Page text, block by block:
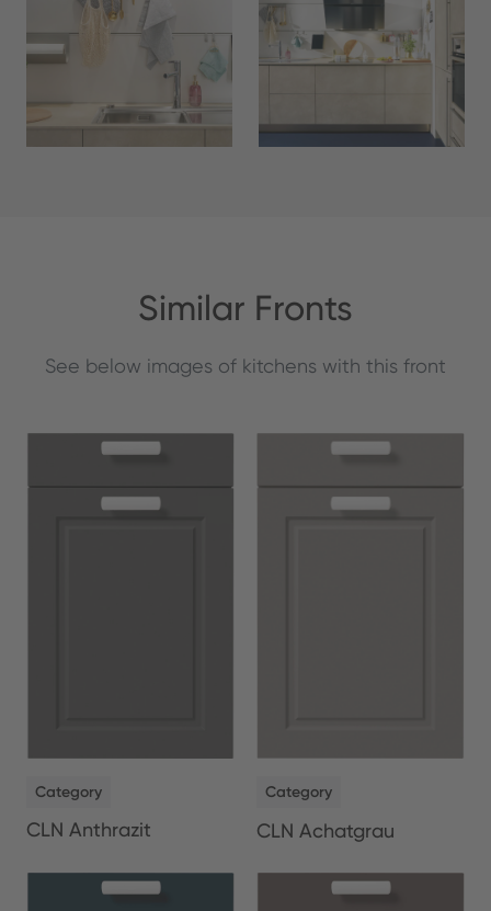
Similar Fronts
See below images of kitchens with this front
Category
CLN Anthrazit
Category
CLN Achatgrau